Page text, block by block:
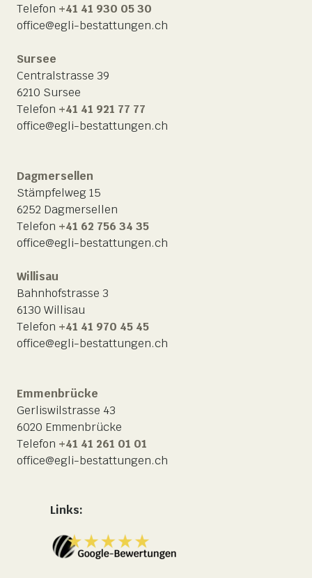
Telefon +41 41 930 05 30
office@egli-bestattungen.ch
Sursee
Centralstrasse 39
6210 Sursee
Telefon +41 41 921 77 77
office@egli-bestattungen.ch
Dagmersellen
Stämpfelweg 15
6252 Dagmersellen
Telefon +41 62 756 34 35
office@egli-bestattungen.ch
Willisau
Bahnhofstrasse 3
6130 Willisau
Telefon +41 41 970 45 45
office@egli-bestattungen.ch
Emmenbrücke
Gerliswilstrasse 43
6020 Emmenbrücke
Telefon +41 41 261 01 01
office@egli-bestattungen.ch
Links: